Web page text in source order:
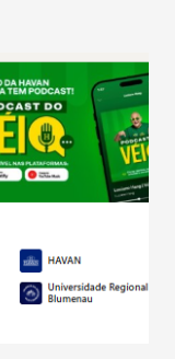
do 13º
já que o
anos recentes.
de 2025, 40% dos
e outros 40%
de
pouco abaixo
não existiam em
também